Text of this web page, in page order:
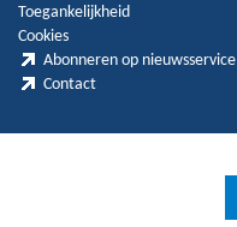
Toegankelijkheid
Cookies
Abonneren op nieuwsservice
Contact